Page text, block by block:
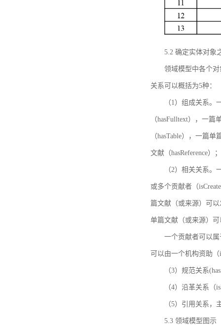
5.2 确定实体对象
领域模型中各个
关系可以概括为5种：
（1）组成关系
（hasFulltext），一
（hasTable），一篇
文献（hasReference）；
（2）相关关系
或多个贡献者（
篇文献（或来源）可
单篇文献（或来源）可
一个贡献者可以
可以由一个机构资助（
（3）规范关系
（4）沿革关系
（5）引用关系，
5.3 领域模型图示